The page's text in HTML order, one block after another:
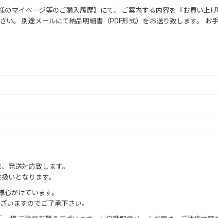
絞り込む
マイページ等のご購入履歴】にて、 ご案内する内容を『お買い上
。 別途メールにて納品明細書（PDF形式）をお送り致します。
発送対応致します。
いとなります。
がけています。
いますのでご了承下さい。